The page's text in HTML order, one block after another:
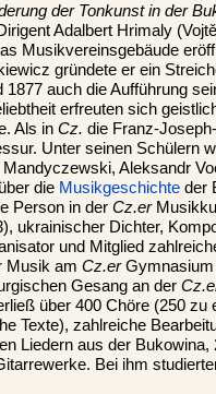
der Tonkunst in der
Adalbert Hrimaly
Musikvereinsgebäude
gründete er ein
1877 auch die Aufführung
erfreuten sich
Als in Cz. die Franz-
Unter seinen Schülern
Aleksandr
die Musikgeschichte der
Person in der Cz.er
ukrainischer Dichter,
und Mitglied
Musik am Cz.erGymnasium
Gesang an der
über 400 Chöre (250 zu
Texte), zahlreiche
Liedern aus der
Bei ihm